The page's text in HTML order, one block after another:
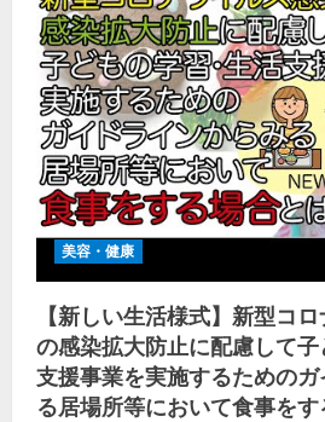
美容・健康
【新しい生活様式】新型コ
の感染拡大防止に配慮して
支援事業を実施するための
る居場所等において食事をす